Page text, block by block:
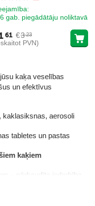
kaķa veselības
un efektīvus
kaklasiksnas, aerosoli
tabletes un pastas
kaķiem
– pārbaudīta iedarbība
gab. piegādātāju noliktavā
€3 23
61
PVN)